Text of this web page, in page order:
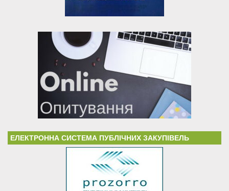
ЕЛЕКТРОННА СИСТЕМА ПУБЛІЧНИХ ЗАКУПІВЕЛЬ